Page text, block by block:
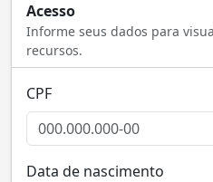
Acesso
Informe seus dados para
recursos.
CPF
Data de nascimento